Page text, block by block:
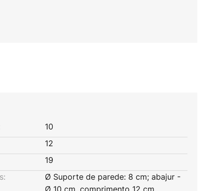
10
12
19
Ø Suporte de parede: 8 cm; abajur -